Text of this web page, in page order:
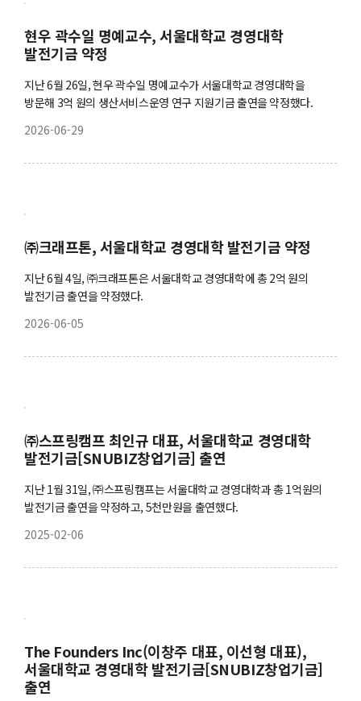
현우 곽수일 명예교수, 서울대학교 경영대학
발전기금 약정
지난 6월 26일, 현우 곽수일 명예교수가 서울대학교 경영대학을
방문해 3억 원의 생산서비스운영 연구 지원기금 출연을 약정했다.
2026-06-29
㈜크래프톤, 서울대학교 경영대학 발전기금 약정
지난 6월 4일, ㈜크래프톤은 서울대학교 경영대학에 총 2억 원의
발전기금 출연을 약정했다.
2026-06-05
㈜스프링캠프 최인규 대표, 서울대학교 경영대학
발전기금[SNUBIZ창업기금] 출연
지난 1월 31일, ㈜스프링캠프는 서울대학교 경영대학과 총 1억원의
발전기금 출연을 약정하고, 5천만원을 출연했다.
2025-02-06
The Founders Inc(이창주 대표, 이선형 대표),
서울대학교 경영대학 발전기금[SNUBIZ창업기금]
출연